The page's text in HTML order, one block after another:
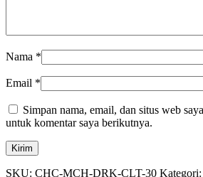
Nama *
Email *
Simpan nama, email, dan situs web
untuk komentar saya berikutnya.
SKU: CHC-MCH-DRK-CLT-30 Kategori: